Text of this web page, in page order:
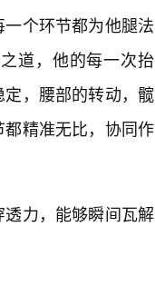
个环节都为他腿法
道，他的每一次抬
，腰部的转动，髋
精准无比，协同作
力，能够瞬间瓦解